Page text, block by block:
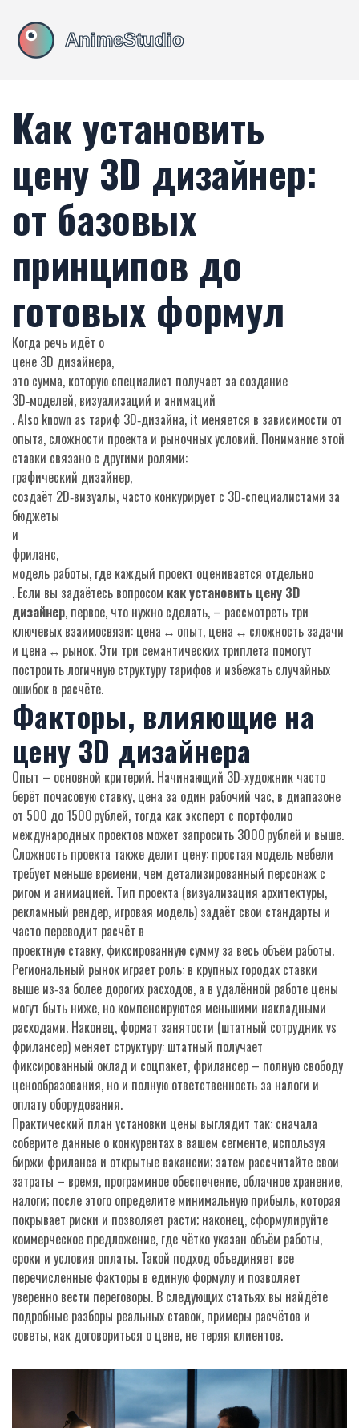
Как установить
цену 3D дизайнер:
от базовых
принципов до
готовых формул
Когда речь идёт о
цене 3D дизайнера,
это сумма, которую специалист получает за создание
3D‑моделей, визуализаций и анимаций
. Also known as тариф 3D‑дизайна, it меняется в зависимости от
опыта, сложности проекта и рыночных условий. Понимание этой
ставки связано с другими ролями:
графический дизайнер,
создаёт 2D‑визуалы, часто конкурирует с 3D‑специалистами за
бюджеты
и
фриланс,
модель работы, где каждый проект оценивается отдельно
. Если вы задаётесь вопросом как установить цену 3D
дизайнер, первое, что нужно сделать, – рассмотреть три
ключевых взаимосвязи: цена ↔ опыт, цена ↔ сложность задачи
и цена ↔ рынок. Эти три семантических триплета помогут
построить логичную структуру тарифов и избежать случайных
ошибок в расчёте.
Факторы, влияющие на
цену 3D дизайнера
Опыт – основной критерий. Начинающий 3D‑художник часто
берёт почасовую ставку, цена за один рабочий час, в диапазоне
от 500 до 1500 рублей, тогда как эксперт с портфолио
международных проектов может запросить 3000 рублей и выше.
Сложность проекта также делит цену: простая модель мебели
требует меньше времени, чем детализированный персонаж с
ригом и анимацией. Тип проекта (визуализация архитектуры,
рекламный рендер, игровая модель) задаёт свои стандарты и
часто переводит расчёт в
проектную ставку, фиксированную сумму за весь объём работы.
Региональный рынок играет роль: в крупных городах ставки
выше из‑за более дорогих расходов, а в удалённой работе цены
могут быть ниже, но компенсируются меньшими накладными
расходами. Наконец, формат занятости (штатный сотрудник vs
фрилансер) меняет структуру: штатный получает
фиксированный оклад и соцпакет, фрилансер – полную свободу
ценообразования, но и полную ответственность за налоги и
оплату оборудования.
Практический план установки цены выглядит так: сначала
соберите данные о конкурентах в вашем сегменте, используя
биржи фриланса и открытые вакансии; затем рассчитайте свои
затраты – время, программное обеспечение, облачное хранение,
налоги; после этого определите минимальную прибыль, которая
покрывает риски и позволяет расти; наконец, сформулируйте
коммерческое предложение, где чётко указан объём работы,
сроки и условия оплаты. Такой подход объединяет все
перечисленные факторы в единую формулу и позволяет
уверенно вести переговоры. В следующих статьях вы найдёте
подробные разборы реальных ставок, примеры расчётов и
советы, как договориться о цене, не теряя клиентов.